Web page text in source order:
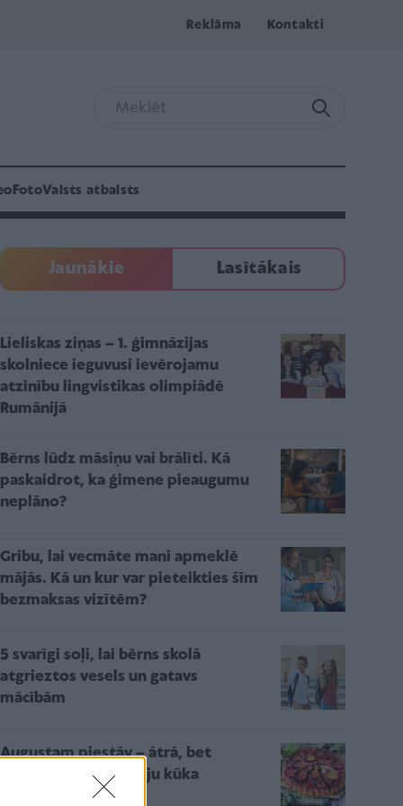
Reklāma Kontakti
FotoValsts atbalsts
Jaunākie Lasītākais
Lieliskas ziņas – 1. ģimnāzijas
skolniece ieguvusi ievērojamu
atzinību lingvistikas olimpiādē
Rumānijā
Bērns lūdz māsiņu vai brālīti. Kā
paskaidrot, ka ģimene pieaugumu
neplāno?
Gribu, lai vecmāte mani apmeklē
mājās. Kā un kur var pieteikties šīm
bezmaksas vizītēm?
5 svarīgi soļi, lai bērns skolā
atgrieztos vesels un gatavs
mācībām
Augustam piestāv – ātrā, bet
eleganti gardā plūmju kūka